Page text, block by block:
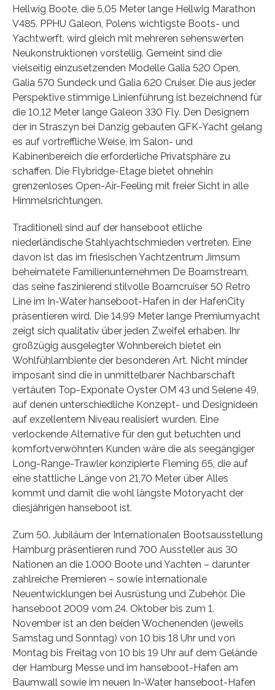
Hellwig Boote, die 5,05 Meter lange Hellwig Marathon
V485. PPHU Galeon, Polens wichtigste Boots- und
Yachtwerft, wird gleich mit mehreren sehenswerten
Neukonstruktionen vorstellig. Gemeint sind die
vielseitig einzusetzenden Modelle Galia 520 Open,
Galia 570 Sundeck und Galia 620 Cruiser. Die aus jeder
Perspektive stimmige Linienführung ist bezeichnend für
die 10,12 Meter lange Galeon 330 Fly. Den Designern
der in Straszyn bei Danzig gebauten GFK-Yacht gelang
es auf vortreffliche Weise, im Salon- und
Kabinenbereich die erforderliche Privatsphäre zu
schaffen. Die Flybridge-Etage bietet ohnehin
grenzenloses Open-Air-Feeling mit freier Sicht in alle
Himmelsrichtungen.
Traditionell sind auf der hanseboot etliche
niederländische Stahlyachtschmieden vertreten. Eine
davon ist das im friesischen Yachtzentrum Jirnsum
beheimatete Familienunternehmen De Boarnstream,
das seine faszinierend stilvolle Boarncruiser 50 Retro
Line im In-Water hanseboot-Hafen in der HafenCity
präsentieren wird. Die 14,99 Meter lange Premiumyacht
zeigt sich qualitativ über jeden Zweifel erhaben. Ihr
großzügig ausgelegter Wohnbereich bietet ein
Wohlfühlambiente der besonderen Art. Nicht minder
imposant sind die in unmittelbarer Nachbarschaft
vertäuten Top-Exponate Oyster OM 43 und Selene 49,
auf denen unterschiedliche Konzept- und Designideen
auf exzellentem Niveau realisiert wurden. Eine
verlockende Alternative für den gut betuchten und
komfortverwöhnten Kunden wäre die als seegängiger
Long-Range-Trawler konzipierte Fleming 65, die auf
eine stattliche Länge von 21,70 Meter über Alles
kommt und damit die wohl längste Motoryacht der
diesjährigen hanseboot ist.
Zum 50. Jubiläum der Internationalen Bootsausstellung
Hamburg präsentieren rund 700 Aussteller aus 30
Nationen an die 1.000 Boote und Yachten – darunter
zahlreiche Premieren – sowie internationale
Neuentwicklungen bei Ausrüstung und Zubehör. Die
hanseboot 2009 vom 24. Oktober bis zum 1.
November ist an den beiden Wochenenden (jeweils
Samstag und Sonntag) von 10 bis 18 Uhr und von
Montag bis Freitag von 10 bis 19 Uhr auf dem Gelände
der Hamburg Messe und im hanseboot-Hafen am
Baumwall sowie im neuen In-Water hanseboot-Hafen